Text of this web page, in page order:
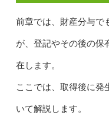
前章では、財産分与で
が、登記やその後の保
在します。
ここでは、取得後に発
いて解説します。